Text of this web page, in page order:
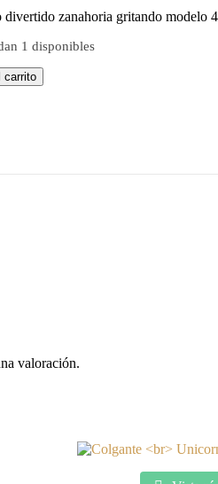
zanahoria gritando modelo 4
1 disponibles
carrito
valoración.